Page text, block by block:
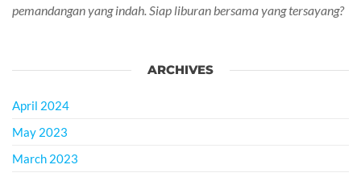
pemandangan yang indah. Siap liburan bersama yang tersayang?
ARCHIVES
April 2024
May 2023
March 2023